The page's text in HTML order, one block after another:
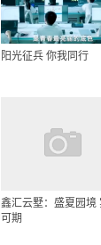
阳光征兵 你我同行
鑫汇云墅：盛夏园境
可期